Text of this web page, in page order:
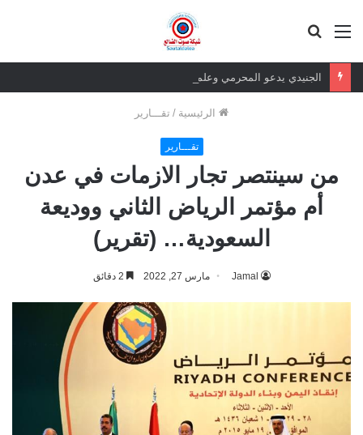
القائمة
الرئيسية / تقـــارير
تقـــارير
من سينتصر تجار الازمات في عدن
أم مؤتمر الرياض الثاني ووديعة
السعودية… (تقرير)
Jamal مارس 27, 2022